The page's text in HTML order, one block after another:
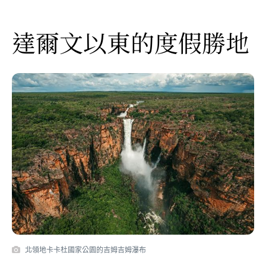
達爾文以東的度假勝地
北領地卡卡杜國家公園的吉姆吉姆瀑布